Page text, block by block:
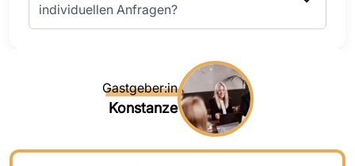
individuellen Anfragen?
Gastgeber:in
Konstanze